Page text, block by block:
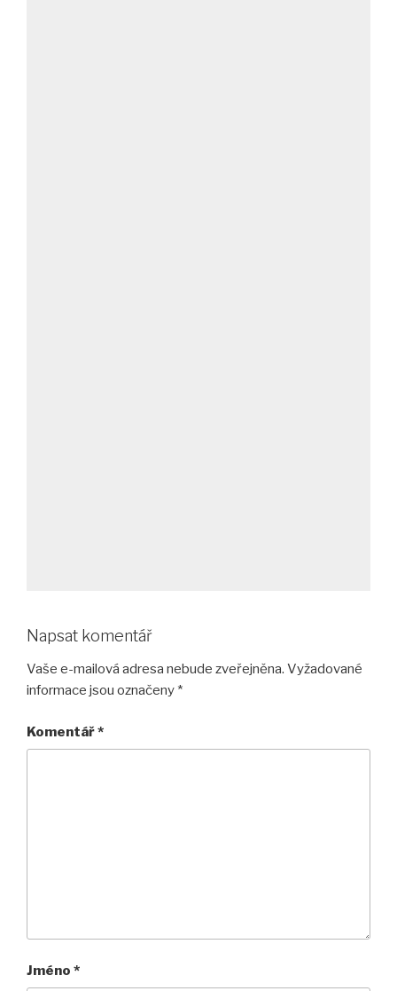
Napsat komentář
Vaše e-mailová adresa nebude zveřejněna. Vyžadované
informace jsou označeny *
Komentář*
Jméno *